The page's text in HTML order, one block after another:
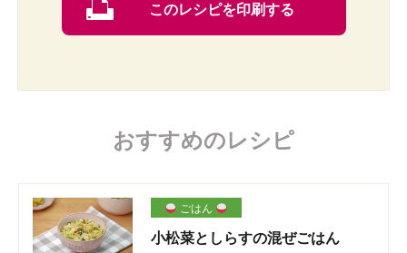
このレシピを印刷する
おすすめのレシピ
ごはん
小松菜としらすの混ぜごはん